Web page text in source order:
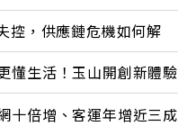
控，供應鏈危機如何解
懂生活！玉山開創新體驗
十倍增、客運年增近三成